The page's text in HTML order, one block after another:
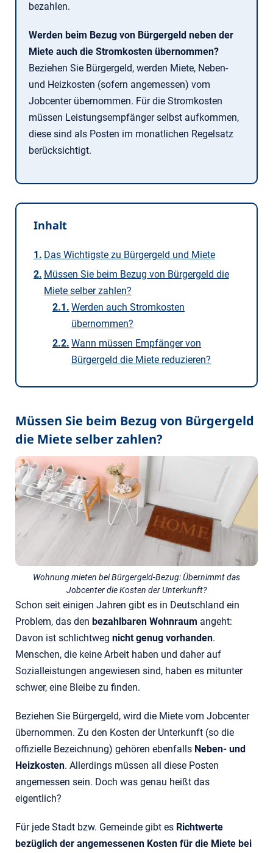
bezahlen.
Werden beim Bezug von Bürgergeld neben der
Miete auch die Stromkosten übernommen?
Beziehen Sie Bürgergeld, werden Miete, Neben-
und Heizkosten (sofern angemessen) vom
Jobcenter übernommen. Für die Stromkosten
müssen Leistungsempfänger selbst aufkommen,
diese sind als Posten im monatlichen Regelsatz
berücksichtigt.
Inhalt
Das Wichtigste zu Bürgergeld und Miete
Müssen Sie beim Bezug von Bürgergeld die
Miete selber zahlen?
Werden auch Stromkosten
übernommen?
Wann müssen Empfänger von
Bürgergeld die Miete reduzieren?
Müssen Sie beim Bezug von Bürgergeld
die Miete selber zahlen?
Wohnung mieten bei Bürgergeld-Bezug: Übernimmt das
Jobcenter die Kosten der Unterkunft?
Schon seit einigen Jahren gibt es in Deutschland ein
Problem, das den bezahlbaren Wohnraum angeht:
Davon ist schlichtweg nicht genug vorhanden.
Menschen, die keine Arbeit haben und daher auf
Sozialleistungen angewiesen sind, haben es mitunter
schwer, eine Bleibe zu finden.
Beziehen Sie Bürgergeld, wird die Miete vom Jobcenter
übernommen. Zu den Kosten der Unterkunft (so die
offizielle Bezeichnung) gehören ebenfalls Neben- und
Heizkosten. Allerdings müssen all diese Posten
angemessen sein. Doch was genau heißt das
eigentlich?
Für jede Stadt bzw. Gemeinde gibt es Richtwerte
bezüglich der angemessenen Kosten für die Miete bei